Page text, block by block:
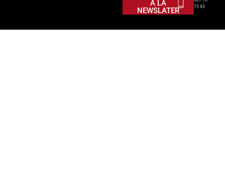
A LA
NEWSLATER
73 83